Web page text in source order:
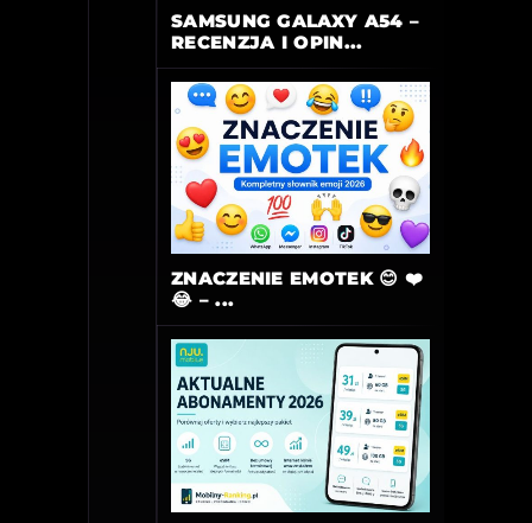
SAMSUNG GALAXY A54 –
RECENZJA I OPIN...
ZNACZENIE EMOTEK 😊 ❤️
😂 – ...